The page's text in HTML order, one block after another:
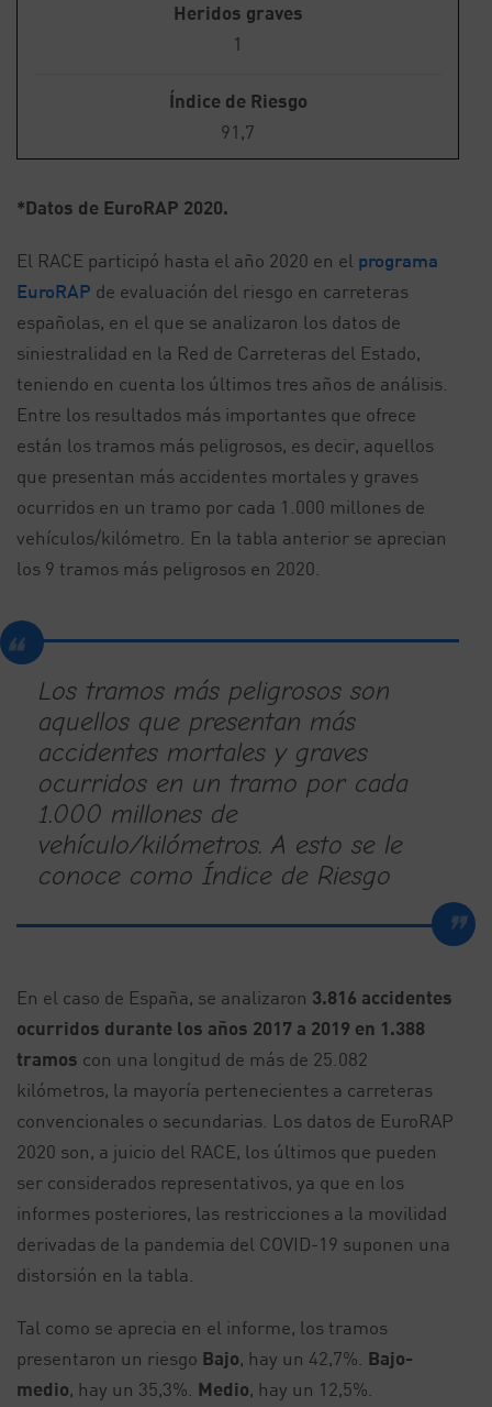
Heridos graves
1
Índice de Riesgo
91,7
*Datos de EuroRAP 2020.
El RACE participó hasta el año 2020 en el programa
EuroRAP de evaluación del riesgo en carreteras
españolas, en el que se analizaron los datos de
siniestralidad en la Red de Carreteras del Estado,
teniendo en cuenta los últimos tres años de análisis.
Entre los resultados más importantes que ofrece
están los tramos más peligrosos, es decir, aquellos
que presentan más accidentes mortales y graves
ocurridos en un tramo por cada 1.000 millones de
vehículos/kilómetro. En la tabla anterior se aprecian
los 9 tramos más peligrosos en 2020.
Los tramos más peligrosos son
aquellos que presentan más
accidentes mortales y graves
ocurridos en un tramo por cada
1.000 millones de
vehículo/kilómetros. A esto se le
conoce como Índice de Riesgo
En el caso de España, se analizaron 3.816 accidentes
ocurridos durante los años 2017 a 2019 en 1.388
tramos con una longitud de más de 25.082
kilómetros, la mayoría pertenecientes a carreteras
convencionales o secundarias. Los datos de EuroRAP
2020 son, a juicio del RACE, los últimos que pueden
ser considerados representativos, ya que en los
informes posteriores, las restricciones a la movilidad
derivadas de la pandemia del COVID-19 suponen una
distorsión en la tabla.
Tal como se aprecia en el informe, los tramos
presentaron un riesgo Bajo, hay un 42,7%. Bajo-
medio, hay un 35,3%. Medio, hay un 12,5%.